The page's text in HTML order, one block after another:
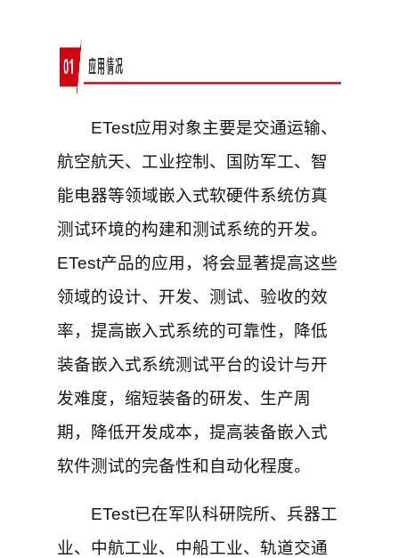
ETest应用对象主要是交通运输、
航空航天、工业控制、国防军工、智
能电器等领域嵌入式软硬件系统仿真
测试环境的构建和测试系统的开发。
ETest产品的应用，将会显著提高这些
领域的设计、开发、测试、验收的效
率，提高嵌入式系统的可靠性，降低
装备嵌入式系统测试平台的设计与开
发难度，缩短装备的研发、生产周
期，降低开发成本，提高装备嵌入式
软件测试的完备性和自动化程度。
ETest已在军队科研院所、兵器工
业、中航工业、中船工业、轨道交通